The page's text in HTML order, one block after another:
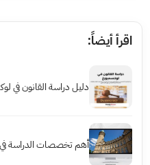
اقرأ أيضاً:
دليل دراسة القانون في لوكسمبورغ: 6
أهم تخصصات الدراسة